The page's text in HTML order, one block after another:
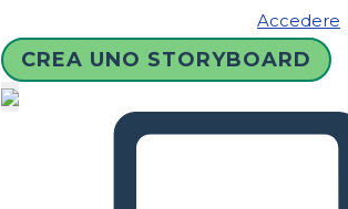
Accedere
CREA UNO STORYBOARD